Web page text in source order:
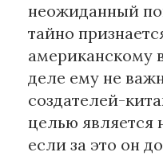
неожиданный
тайно
американскому
деле ему не
создателей-
целью является
если за это он